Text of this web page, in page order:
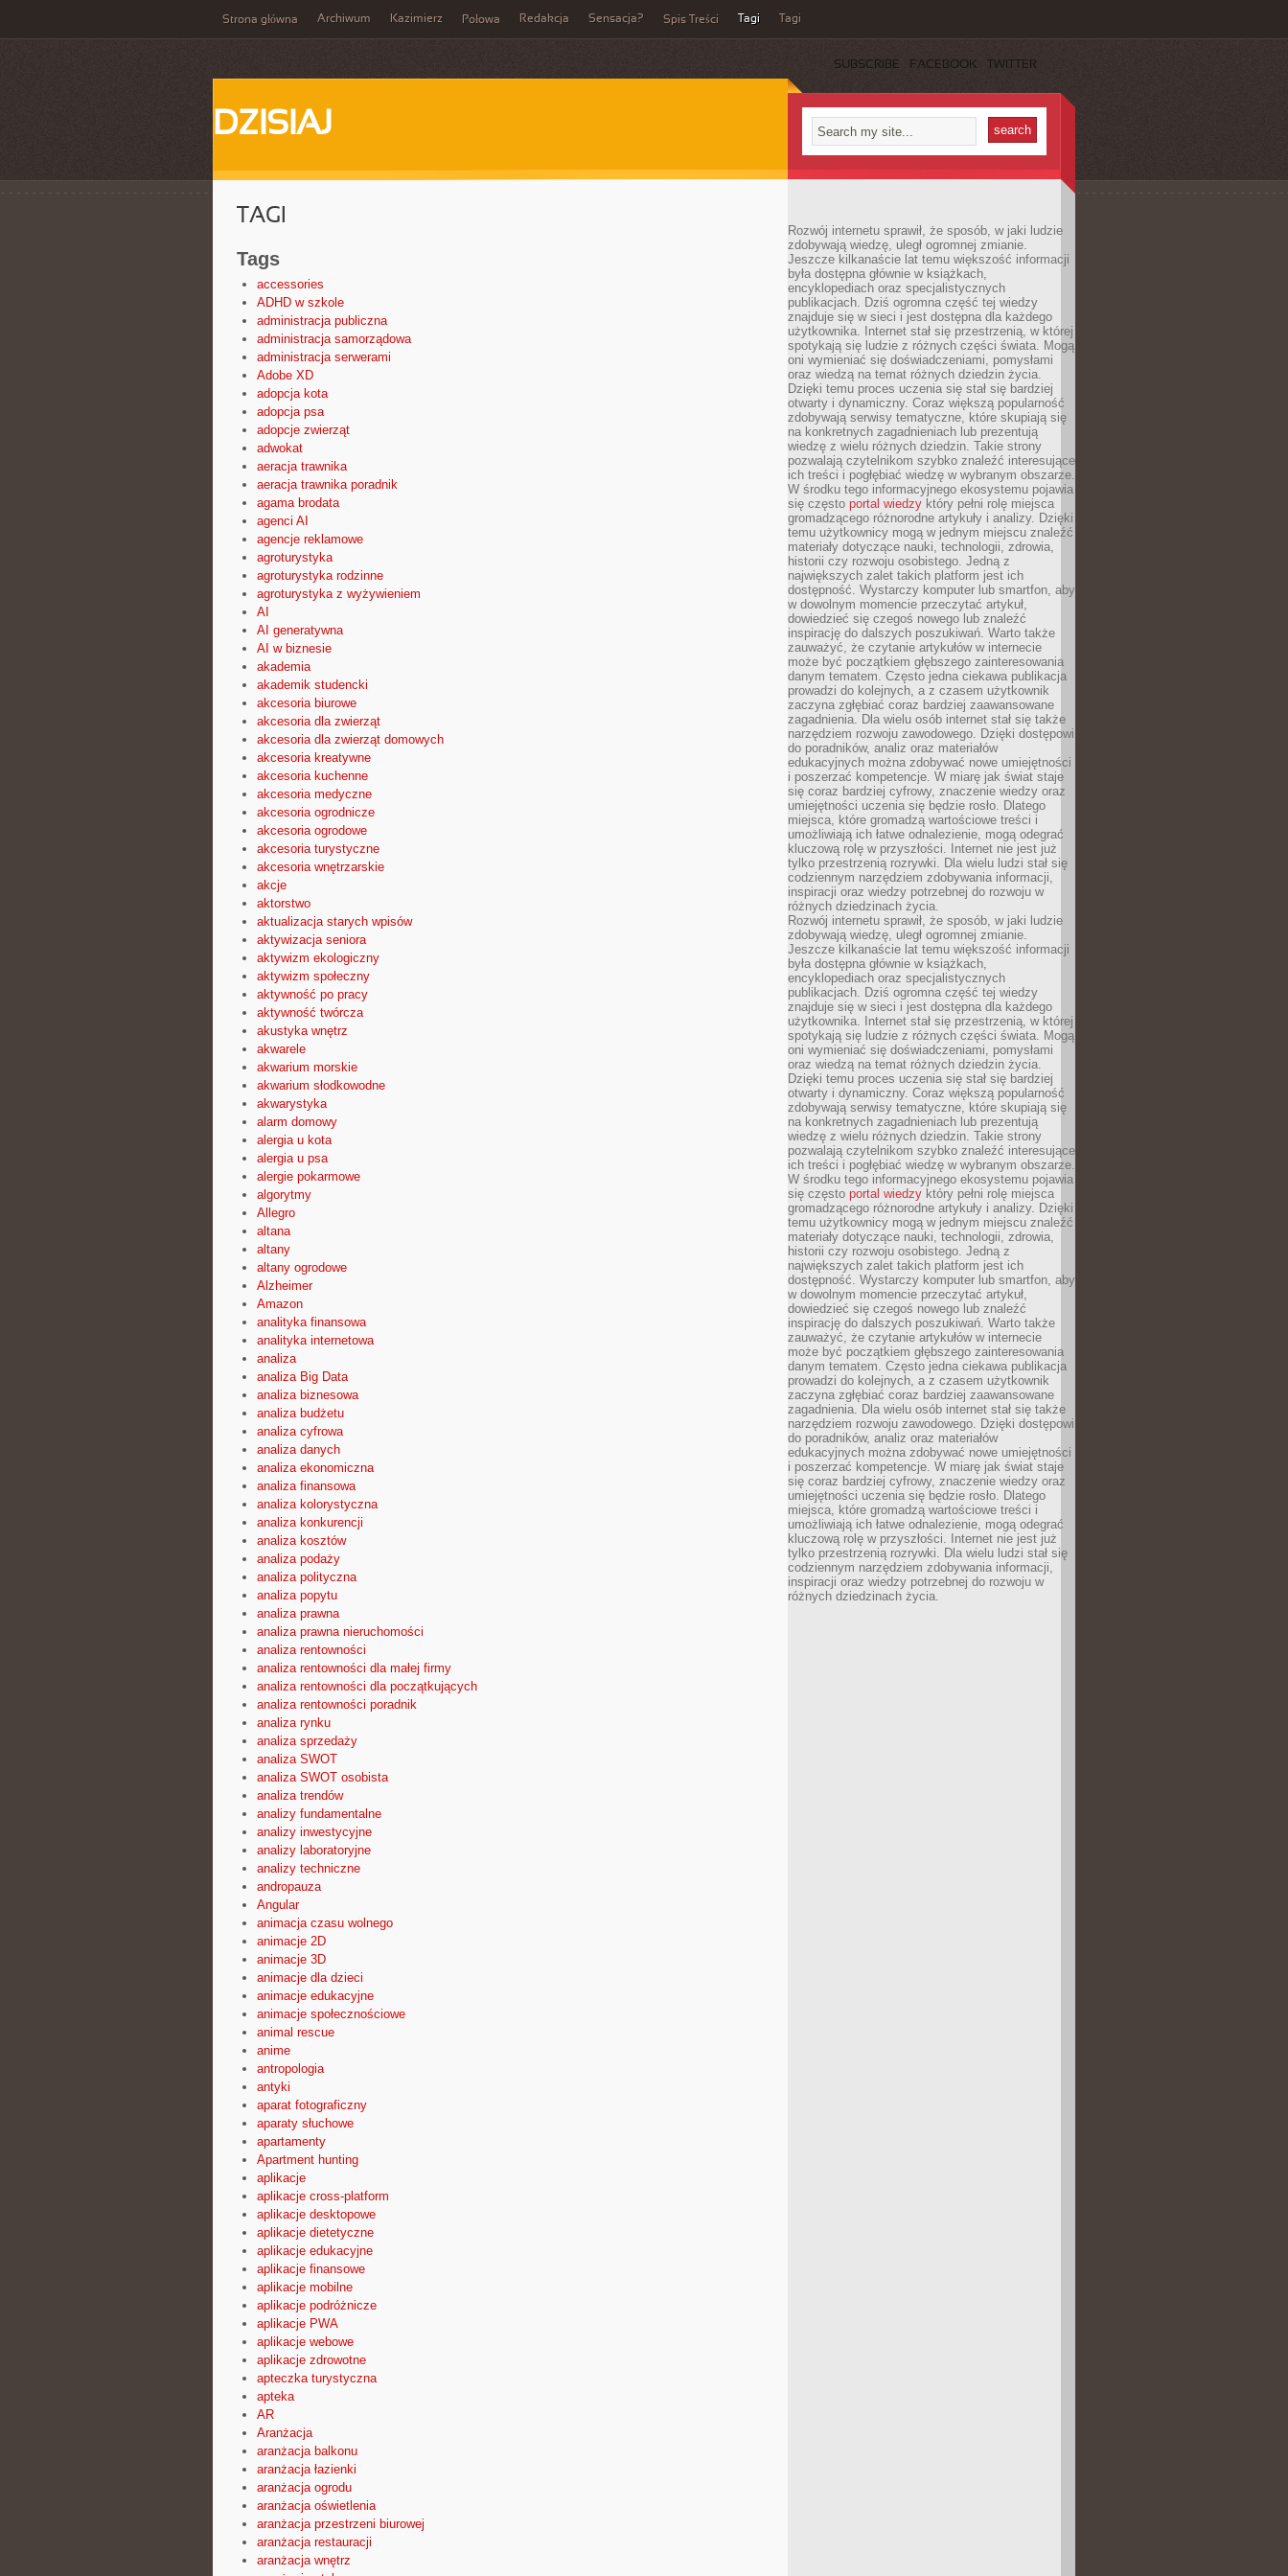
Strona główna Archiwum Kazimierz Połowa Redakcja Sensacja? Spis Treści Tagi Tagi
SUBSCRIBE FACEBOOK TWITTER
DZISIAJ
TAGI
Tags
accessories
ADHD w szkole
administracja publiczna
administracja samorządowa
administracja serwerami
Adobe XD
adopcja kota
adopcja psa
adopcje zwierząt
adwokat
aeracja trawnika
aeracja trawnika poradnik
agama brodata
agenci AI
agencje reklamowe
agroturystyka
agroturystyka rodzinne
agroturystyka z wyżywieniem
AI
AI generatywna
AI w biznesie
akademia
akademik studencki
akcesoria biurowe
akcesoria dla zwierząt
akcesoria dla zwierząt domowych
akcesoria kreatywne
akcesoria kuchenne
akcesoria medyczne
akcesoria ogrodnicze
akcesoria ogrodowe
akcesoria turystyczne
akcesoria wnętrzarskie
akcje
aktorstwo
aktualizacja starych wpisów
aktywizacja seniora
aktywizm ekologiczny
aktywizm społeczny
aktywność po pracy
aktywność twórcza
akustyka wnętrz
akwarele
akwarium morskie
akwarium słodkowodne
akwarystyka
alarm domowy
alergia u kota
alergia u psa
alergie pokarmowe
algorytmy
Allegro
altana
altany
altany ogrodowe
Alzheimer
Amazon
analityka finansowa
analityka internetowa
analiza
analiza Big Data
analiza biznesowa
analiza budżetu
analiza cyfrowa
analiza danych
analiza ekonomiczna
analiza finansowa
analiza kolorystyczna
analiza konkurencji
analiza kosztów
analiza podaży
analiza polityczna
analiza popytu
analiza prawna
analiza prawna nieruchomości
analiza rentowności
analiza rentowności dla małej firmy
analiza rentowności dla początkujących
analiza rentowności poradnik
analiza rynku
analiza sprzedaży
analiza SWOT
analiza SWOT osobista
analiza trendów
analizy fundamentalne
analizy inwestycyjne
analizy laboratoryjne
analizy techniczne
andropauza
Angular
animacja czasu wolnego
animacje 2D
animacje 3D
animacje dla dzieci
animacje edukacyjne
animacje społecznościowe
animal rescue
anime
antropologia
antyki
aparat fotograficzny
aparaty słuchowe
apartamenty
Apartment hunting
aplikacje
aplikacje cross-platform
aplikacje desktopowe
aplikacje dietetyczne
aplikacje edukacyjne
aplikacje finansowe
aplikacje mobilne
aplikacje podróżnicze
aplikacje PWA
aplikacje webowe
aplikacje zdrowotne
apteczka turystyczna
apteka
AR
Aranżacja
aranżacja balkonu
aranżacja łazienki
aranżacja ogrodu
aranżacja oświetlenia
aranżacja przestrzeni biurowej
aranżacja restauracji
aranżacja wnętrz
Rozwój internetu sprawił, że sposób, w jaki ludzie
zdobywają wiedzę, uległ ogromnej zmianie.
Jeszcze kilkanaście lat temu większość informacji
była dostępna głównie w książkach,
encyklopediach oraz specjalistycznych
publikacjach. Dziś ogromna część tej wiedzy
znajduje się w sieci i jest dostępna dla każdego
użytkownika. Internet stał się przestrzenią, w której
spotykają się ludzie z różnych części świata. Mogą
oni wymieniać się doświadczeniami, pomysłami
oraz wiedzą na temat różnych dziedzin życia.
Dzięki temu proces uczenia się stał się bardziej
otwarty i dynamiczny. Coraz większą popularność
zdobywają serwisy tematyczne, które skupiają się
na konkretnych zagadnieniach lub prezentują
wiedzę z wielu różnych dziedzin. Takie strony
pozwalają czytelnikom szybko znaleźć interesujące
ich treści i pogłębiać wiedzę w wybranym obszarze.
W środku tego informacyjnego ekosystemu pojawia
się często portal wiedzy który pełni rolę miejsca
gromadzącego różnorodne artykuły i analizy. Dzięki
temu użytkownicy mogą w jednym miejscu znaleźć
materiały dotyczące nauki, technologii, zdrowia,
historii czy rozwoju osobistego. Jedną z
największych zalet takich platform jest ich
dostępność. Wystarczy komputer lub smartfon, aby
w dowolnym momencie przeczytać artykuł,
dowiedzieć się czegoś nowego lub znaleźć
inspirację do dalszych poszukiwań. Warto także
zauważyć, że czytanie artykułów w internecie
może być początkiem głębszego zainteresowania
danym tematem. Często jedna ciekawa publikacja
prowadzi do kolejnych, a z czasem użytkownik
zaczyna zgłębiać coraz bardziej zaawansowane
zagadnienia. Dla wielu osób internet stał się także
narzędziem rozwoju zawodowego. Dzięki dostępowi
do poradników, analiz oraz materiałów
edukacyjnych można zdobywać nowe umiejętności
i poszerzać kompetencje. W miarę jak świat staje
się coraz bardziej cyfrowy, znaczenie wiedzy oraz
umiejętności uczenia się będzie rosło. Dlatego
miejsca, które gromadzą wartościowe treści i
umożliwiają ich łatwe odnalezienie, mogą odegrać
kluczową rolę w przyszłości. Internet nie jest już
tylko przestrzenią rozrywki. Dla wielu ludzi stał się
codziennym narzędziem zdobywania informacji,
inspiracji oraz wiedzy potrzebnej do rozwoju w
różnych dziedzinach życia.
Rozwój internetu sprawił, że sposób, w jaki ludzie
zdobywają wiedzę, uległ ogromnej zmianie.
Jeszcze kilkanaście lat temu większość informacji
była dostępna głównie w książkach,
encyklopediach oraz specjalistycznych
publikacjach. Dziś ogromna część tej wiedzy
znajduje się w sieci i jest dostępna dla każdego
użytkownika. Internet stał się przestrzenią, w której
spotykają się ludzie z różnych części świata. Mogą
oni wymieniać się doświadczeniami, pomysłami
oraz wiedzą na temat różnych dziedzin życia.
Dzięki temu proces uczenia się stał się bardziej
otwarty i dynamiczny. Coraz większą popularność
zdobywają serwisy tematyczne, które skupiają się
na konkretnych zagadnieniach lub prezentują
wiedzę z wielu różnych dziedzin. Takie strony
pozwalają czytelnikom szybko znaleźć interesujące
ich treści i pogłębiać wiedzę w wybranym obszarze.
W środku tego informacyjnego ekosystemu pojawia
się często portal wiedzy który pełni rolę miejsca
gromadzącego różnorodne artykuły i analizy. Dzięki
temu użytkownicy mogą w jednym miejscu znaleźć
materiały dotyczące nauki, technologii, zdrowia,
historii czy rozwoju osobistego. Jedną z
największych zalet takich platform jest ich
dostępność. Wystarczy komputer lub smartfon, aby
w dowolnym momencie przeczytać artykuł,
dowiedzieć się czegoś nowego lub znaleźć
inspirację do dalszych poszukiwań. Warto także
zauważyć, że czytanie artykułów w internecie
może być początkiem głębszego zainteresowania
danym tematem. Często jedna ciekawa publikacja
prowadzi do kolejnych, a z czasem użytkownik
zaczyna zgłębiać coraz bardziej zaawansowane
zagadnienia. Dla wielu osób internet stał się także
narzędziem rozwoju zawodowego. Dzięki dostępowi
do poradników, analiz oraz materiałów
edukacyjnych można zdobywać nowe umiejętności
i poszerzać kompetencje. W miarę jak świat staje
się coraz bardziej cyfrowy, znaczenie wiedzy oraz
umiejętności uczenia się będzie rosło. Dlatego
miejsca, które gromadzą wartościowe treści i
umożliwiają ich łatwe odnalezienie, mogą odegrać
kluczową rolę w przyszłości. Internet nie jest już
tylko przestrzenią rozrywki. Dla wielu ludzi stał się
codziennym narzędziem zdobywania informacji,
inspiracji oraz wiedzy potrzebnej do rozwoju w
różnych dziedzinach życia.